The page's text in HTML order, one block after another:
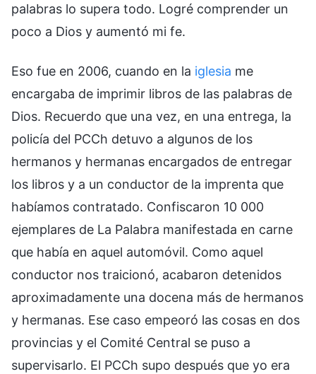
palabras lo supera todo. Logré comprender un
poco a Dios y aumentó mi fe.
Eso fue en 2006, cuando en la iglesia me
encargaba de imprimir libros de las palabras de
Dios. Recuerdo que una vez, en una entrega, la
policía del PCCh detuvo a algunos de los
hermanos y hermanas encargados de entregar
los libros y a un conductor de la imprenta que
habíamos contratado. Confiscaron 10 000
ejemplares de La Palabra manifestada en carne
que había en aquel automóvil. Como aquel
conductor nos traicionó, acabaron detenidos
aproximadamente una docena más de hermanos
y hermanas. Ese caso empeoró las cosas en dos
provincias y el Comité Central se puso a
supervisarlo. El PCCh supo después que yo era